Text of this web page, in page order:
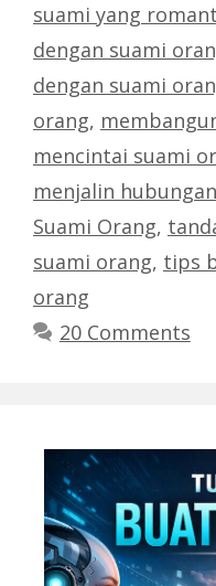
suami yang
dengan suami
dengan suami
orang,
mencintai suami
menjalin
Suami Orang,
suami orang, tips
orang
20 Comments